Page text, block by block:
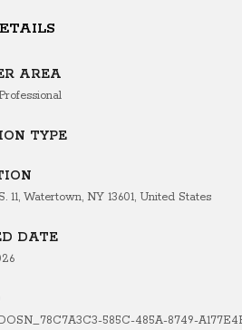
AREA
TYPE
11, Watertown, NY 13601, United States
DATE
585C-485A-8749-